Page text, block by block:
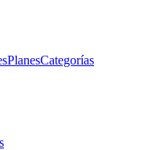
PlanesCategorías